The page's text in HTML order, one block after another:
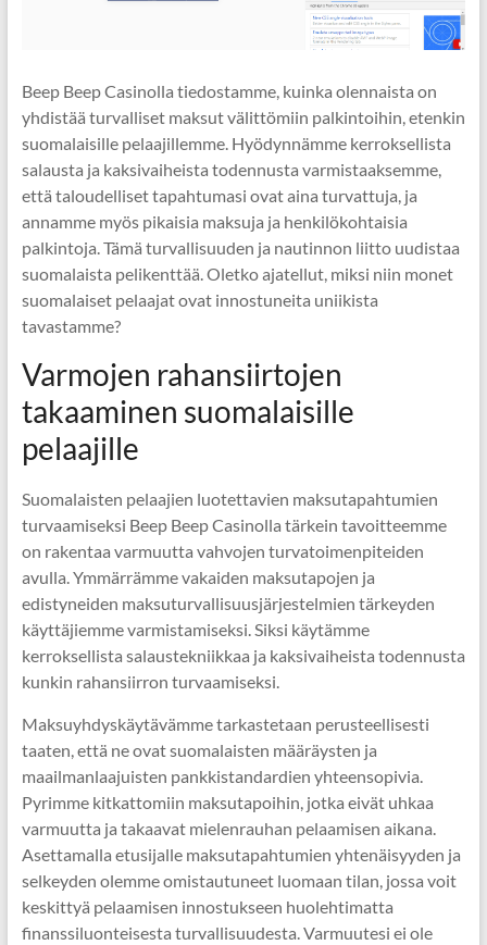
Beep Beep Casinolla tiedostamme, kuinka olennaista on
yhdistää turvalliset maksut välittömiin palkintoihin, etenkin
suomalaisille pelaajillemme. Hyödynnämme kerroksellista
salausta ja kaksivaiheista todennusta varmistaaksemme,
että taloudelliset tapahtumasi ovat aina turvattuja, ja
annamme myös pikaisia maksuja ja henkilökohtaisia
palkintoja. Tämä turvallisuuden ja nautinnon liitto uudistaa
suomalaista pelikenttää. Oletko ajatellut, miksi niin monet
suomalaiset pelaajat ovat innostuneita uniikista
tavastamme?
Varmojen rahansiirtojen
takaaminen suomalaisille
pelaajille
Suomalaisten pelaajien luotettavien maksutapahtumien
turvaamiseksi Beep Beep Casinolla tärkein tavoitteemme
on rakentaa varmuutta vahvojen turvatoimenpiteiden
avulla. Ymmärrämme vakaiden maksutapojen ja
edistyneiden maksuturvallisuusjärjestelmien tärkeyden
käyttäjiemme varmistamiseksi. Siksi käytämme
kerroksellista salaustekniikkaa ja kaksivaiheista todennusta
kunkin rahansiirron turvaamiseksi.
Maksuyhdyskäytävämme tarkastetaan perusteellisesti
taaten, että ne ovat suomalaisten määräysten ja
maailmanlaajuisten pankkistandardien yhteensopivia.
Pyrimme kitkattomiin maksutapoihin, jotka eivät uhkaa
varmuutta ja takaavat mielenrauhan pelaamisen aikana.
Asettamalla etusijalle maksutapahtumien yhtenäisyyden ja
selkeyden olemme omistautuneet luomaan tilan, jossa voit
keskittyä pelaamisen innostukseen huolehtimatta
finanssiluonteisesta turvallisuudesta. Varmuutesi ei ole